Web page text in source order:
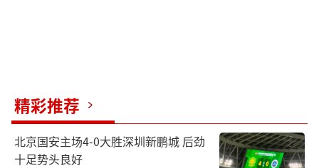
精彩推荐
北京国安主场4-0大胜深圳新鹏城 后劲
十足势头良好